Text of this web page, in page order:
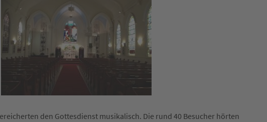
den Gottesdienst musikalisch. Die rund 40 Besucher hörten